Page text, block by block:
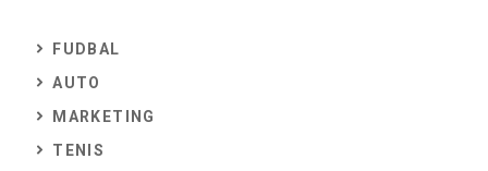
FUDBAL
AUTO
MARKETING
TENIS